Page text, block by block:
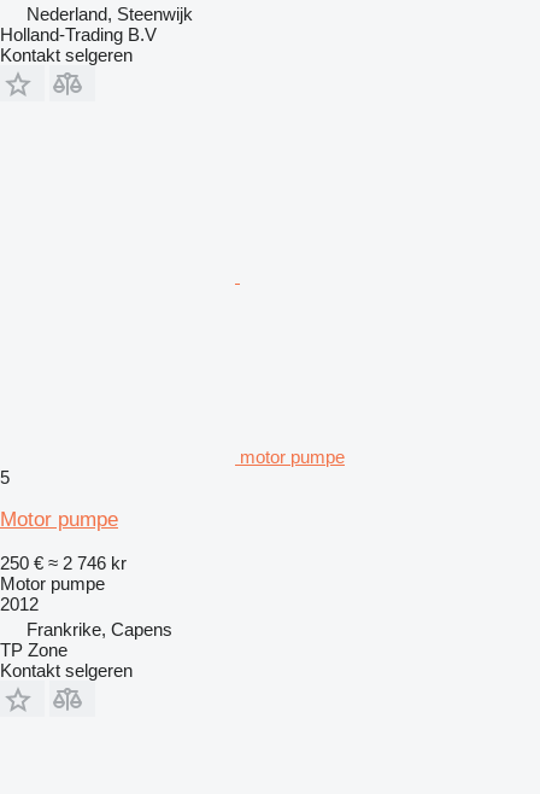
Nederland, Steenwijk
Holland-Trading B.V
Kontakt selgeren
motor pumpe
5
Motor pumpe
250 € ≈ 2 746 kr
Motor pumpe
2012
Frankrike, Capens
TP Zone
Kontakt selgeren